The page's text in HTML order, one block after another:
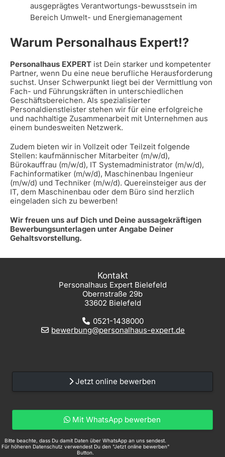
ausgeprägtes Verantwortungs-bewusstsein im
Bereich Umwelt- und Energiemanagement
Warum Personalhaus Expert!?
Personalhaus EXPERT ist Dein starker und kompetenter
Partner, wenn Du eine neue berufliche Herausforderung
suchst. Unser Schwerpunkt liegt bei der Vermittlung von
Fach- und Führungskräften in unterschiedlichen
Geschäftsbereichen. Als spezialisierter
Personaldienstleister stehen wir für eine erfolgreiche
und nachhaltige Zusammenarbeit mit Unternehmen aus
einem bundesweiten Netzwerk.
Zudem bieten wir in Vollzeit oder Teilzeit folgende
Stellen: kaufmännischer Mitarbeiter (m/w/d),
Bürokauffrau (m/w/d), IT Systemadministrator (m/w/d),
Fachinformatiker (m/w/d), Maschinenbau Ingenieur
(m/w/d) und Techniker (m/w/d). Quereinsteiger aus der
IT, dem Maschinenbau oder dem Büro sind herzlich
eingeladen sich zu bewerben!
Wir freuen uns auf Dich und Deine aussagekräftigen
Bewerbungsunterlagen unter Angabe Deiner
Gehaltsvorstellung.
Kontakt
Personalhaus Expert Bielefeld
Obernstraße 29b
33602 Bielefeld
0521-1438000
bewerbung@personalhaus-expert.de
Jetzt online bewerben
Mit WhatsApp bewerben
Bitte beachte, dass Du damit Daten über WhatsApp an uns sendest.
Für höheren Datenschutz verwendest Du den "Jetzt online bewerben"
Button.